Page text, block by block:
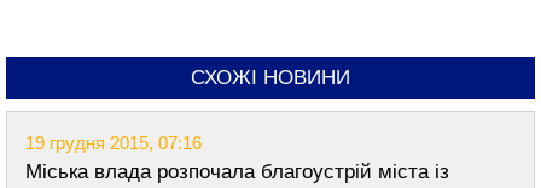
СХОЖІ НОВИНИ
19 грудня 2015, 07:16
Міська влада розпочала благоустрій міста із